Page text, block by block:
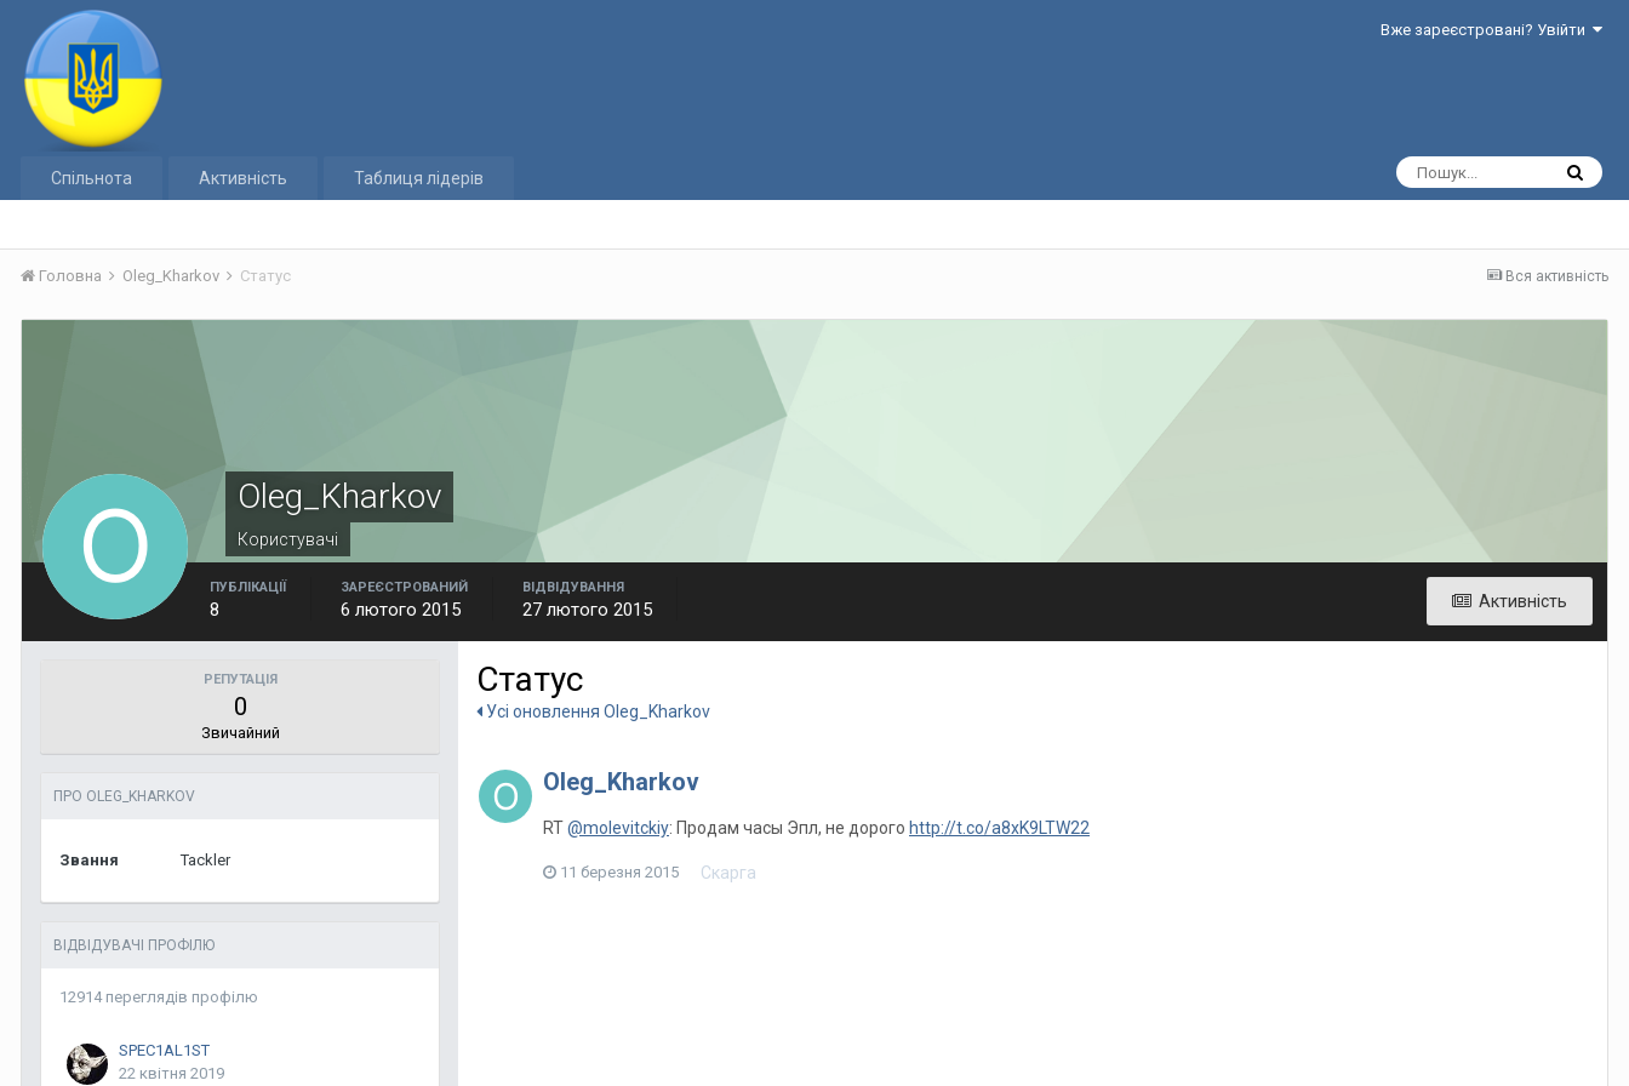
Вже зареєстровані? Увійти
Спільнота Активність Таблиця лідерів
Вся активність
Головна Oleg_Kharkov Статус
Oleg_Kharkov
Користувачі
Активність
ПУБЛІКАЦІЇ
8
ЗАРЕЄСТРОВАНИЙ
6 лютого 2015
ВІДВІДУВАННЯ
27 лютого 2015
РЕПУТАЦІЯ
0
Звичайний
ПРО OLEG_KHARKOV
Звання Tackler
ВІДВІДУВАЧІ ПРОФІЛЮ
12914 переглядів профілю
SPEC1AL1ST
22 квітня 2019
Статус
Усі оновлення Oleg_Kharkov
Oleg_Kharkov
RT@molevitckiy: Продам часы Эпл, не дорого http://t.co/a8xK9LTW22
11 березня 2015 Скарга